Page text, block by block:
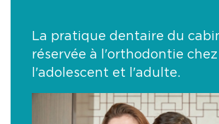
La pratique dentaire du
réservée à l'orthodontie
l'adolescent et l'adulte.